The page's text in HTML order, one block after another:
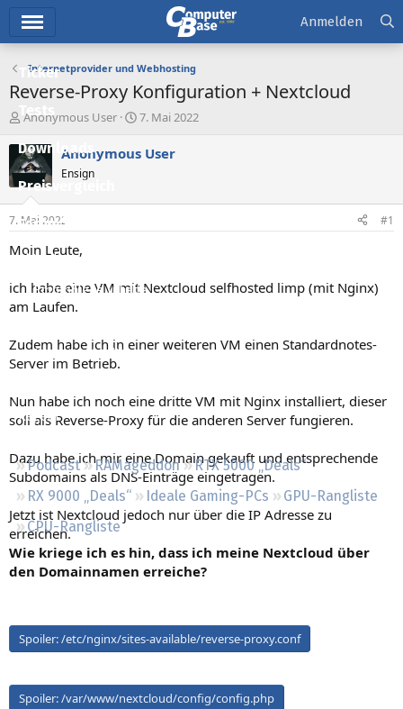
Ticker
Tests
Downloads
Preisvergleich
Forum
Aktuelles
Empfohlene Inhalte
Neueste Aktivitäten
Regeln
Podcast RAMageddon
RTX 5000 „Deals“
RX 9000 „Deals“
Ideale Gaming-PCs
GPU-Rangliste
CPU-Rangliste
Anmelden
Internetprovider und Webhosting
Reverse-Proxy Konfiguration + Nextcloud
E
s
t
e
l
e
r
Anonymous User
E
s
t
7. Mai 2022
Anonymous User
Ensign
7. Mai 2022 #1
Moin Leute,
ich habe eine VM mit Nextcloud selfhosted limp (mit Nginx)
am Laufen.
Zudem habe ich in einer weiteren VM einen Standardnotes-
Server im Betrieb.
Nun habe ich noch eine dritte VM mit Nginx installiert, dieser
soll als Reverse-Proxy für die anderen Server fungieren.
Dazu habe ich mir eine Domain gekauft und entsprechende
Subdomains als DNS-Einträge eingetragen.
Jetzt ist Nextcloud jedoch nur über die IP Adresse zu
erreichen.
Wie kriege ich es hin, dass ich meine Nextcloud über
den Domainnamen erreiche?
Spoiler:/etc/nginx/sites-available/reverse-proxy.conf
Spoiler:/var/www/nextcloud/config/config.php